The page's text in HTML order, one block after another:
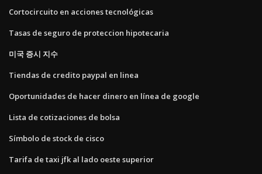
Cortocircuito en acciones tecnológicas
Tasas de seguro de proteccion hipotecaria
미국 증시 지수
Tiendas de credito paypal en linea
Oportunidades de hacer dinero en línea de google
Lista de cotizaciones de bolsa
Símbolo de stock de cisco
Tarifa de taxi jfk al lado oeste superior